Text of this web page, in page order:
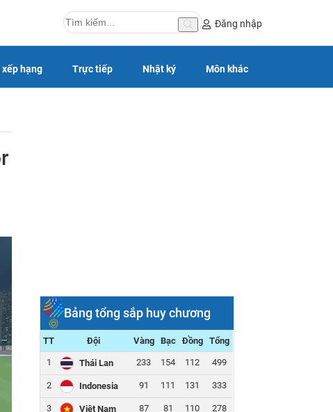
Đăng nhập
xếp hạng Trực tiếp Nhật ký Môn khác
Bảng tổng sắp huy chương
TT Đội Vàng Bạc Đồng Tổng
1 Thái Lan 233 154 112 499
2 Indonesia 91 111 131 333
3 Việt Nam 87 81 110 278